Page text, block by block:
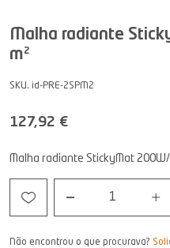
Malha radiante
m²
SKU. id-PRE-2SPM2
127,92 €
Malha radiante StickyMat
1
Não encontrou o que procurava?